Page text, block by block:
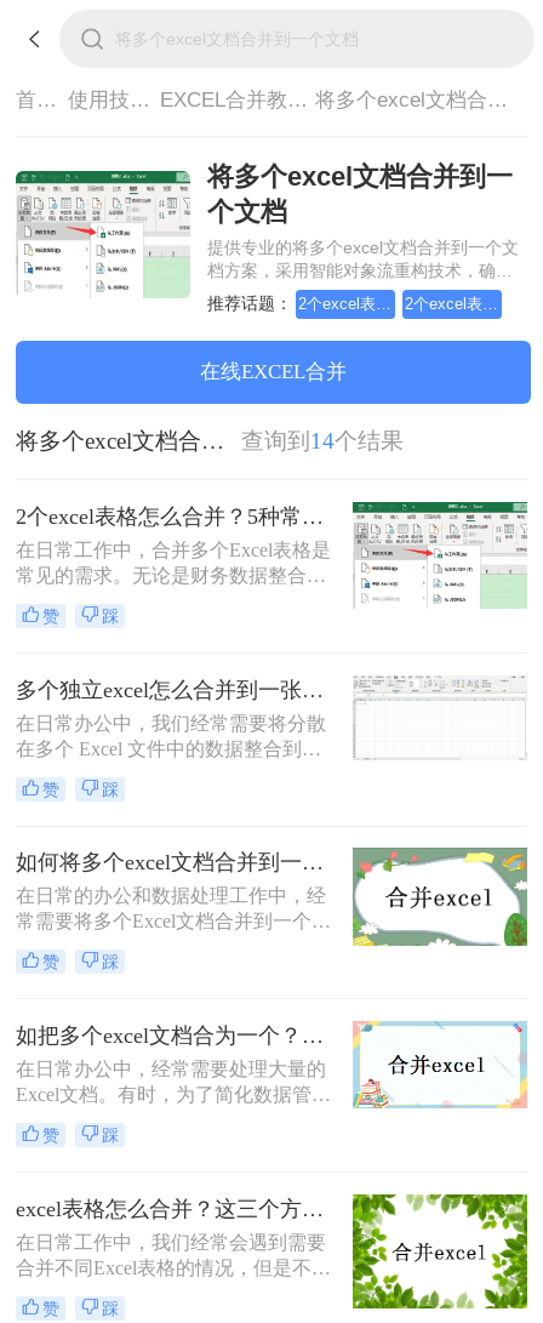
首页> 使用技巧> EXCEL合并教程> 将多个excel文档合并到一个文档
将多个excel文档合并到一
个文档
提供专业的将多个excel文档合并到一个文
档方案，采用智能对象流重构技术，确保
文档1:1高保真还原且排版不乱码。支持一
键批量处理，全链路 SSL 加密保障隐私安
全。助您快速实现将多个excel文档合并到
一个文档，无需安装，高效办公。
推荐话题： 2个excel表格怎么合并
在线EXCEL合并
将多个excel文档合并到一个文档 查询到 14个结果
2个excel表格怎么合并？5种常用方法详解！
在日常工作中，合并多个Excel表格是
常见的需求。无论是财务数据整合、
销售记录汇总，还是跨部门协作，掌
握高效的合并方法可以显著提升工作
呢？本文将详细介绍5种主流方法，
帮助您根据实际需求选择最佳方案。
赞 踩
多个独立excel怎么合并到一张表里？6种高效合并方法详解！
在日常办公中，我们经常需要将分散
在多个 Excel 文件中的数据整合到一
个表格中进行分析，例如汇总各部门
的销售报表、合并不同月份的客户数
还容易因格式不一致、数据遗漏等问
题导致错误。那么多个独立excel怎么
合并到一张表里呢？本文将详细介绍
六种常用的高效合并方法，帮助你根
据实际需求选择最适合的方案，轻松
实现数据整合。
赞 踩
如何将多个excel文档合并到一个文档中？试试这四个方法！
在日常的办公和数据处理工作中，经
常需要将多个Excel文档合并到一个文
档中，以便于数据的集中管理和分
析。那么如何将多个excel文档合并到
实用的方法，帮助您轻松实现多个
Excel文档的合并。
赞 踩
如把多个excel文档合为一个？教你三招轻松搞定！
在日常办公中，经常需要处理大量的
Excel文档。有时，为了简化数据管理
或提高工作效率，我们可能需要将多
个Excel文档合并成一个。那么如把多
三种将多个Excel文档合并为一个的方
法，帮助您轻松应对这一挑战。
赞 踩
excel表格怎么合并？这三个方法很简单！
在日常工作中，我们经常会遇到需要
合并不同Excel表格的情况，但是不同
表格格式和内容的差异会导致一些困
难。那么excel表格怎么合并呢？本文
赞 踩